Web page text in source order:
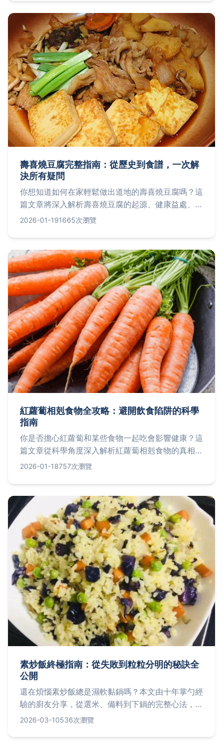
手或老手，都能找到實用資訊。
壽喜燒豆腐完整指南：從歷史到食譜，一次解
決所有疑問
你想知道如何在家輕鬆做出道地的壽喜燒豆腐嗎？這
篇文章將深入解析壽喜燒豆腐的起源、健康益處、詳
細食譜步驟，並分享常見錯誤避免技巧，讓初學者也
2026-01-191665次瀏覽
紅蘿蔔相剋食物全攻略：避開飲食陷阱的科學
指南
你是否擔心紅蘿蔔和某些食物一起吃會影響健康？這
篇文章從科學角度深入解析紅蘿蔔相剋食物的真相，
列出常見組合的潛在風險與實用建議，並引用權威資
2026-01-18757次瀏覽
素炒飯終極指南：從失敗到粒粒分明的秘訣全
公開
還在煩惱素炒飯總是濕軟黏鍋嗎？本文由十年掌勺經
驗的廚友分享，從選米、備料到下鍋的完整心法，公
開讓素炒飯香氣撲鼻、粒粒分明的關鍵步驟，並推薦
2026-03-10536次瀏覽